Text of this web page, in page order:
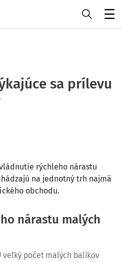
sa prílevu
rýchleho nárastu
na jednotný trh najmä
obchodu.
nárastu malých
veľký počet malých balíkov